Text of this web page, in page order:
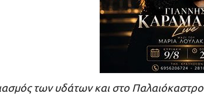
των υδάτων και στο Παλαιόκαστρο